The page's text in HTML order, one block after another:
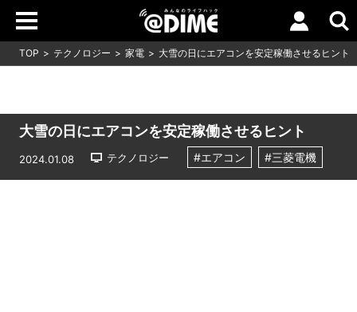
TOP テクノロジー 家電 大雪の日にエアコンを安定稼働させるヒント
大雪の日にエアコンを安定稼働させるヒント
2024.01.08 テクノロジー #エアコン #三菱電機